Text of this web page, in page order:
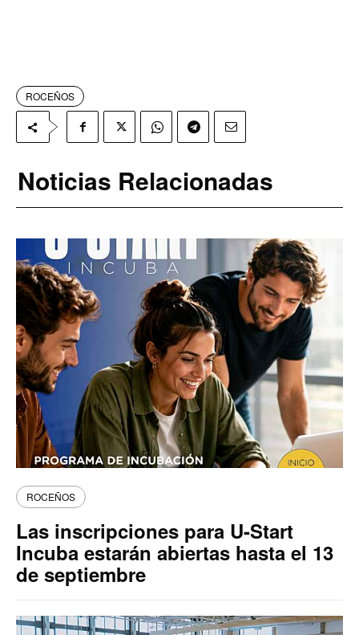
ROCEÑOS
Noticias Relacionadas
ROCEÑOS
Las inscripciones para U-Start
Incuba estarán abiertas hasta el 13
de septiembre